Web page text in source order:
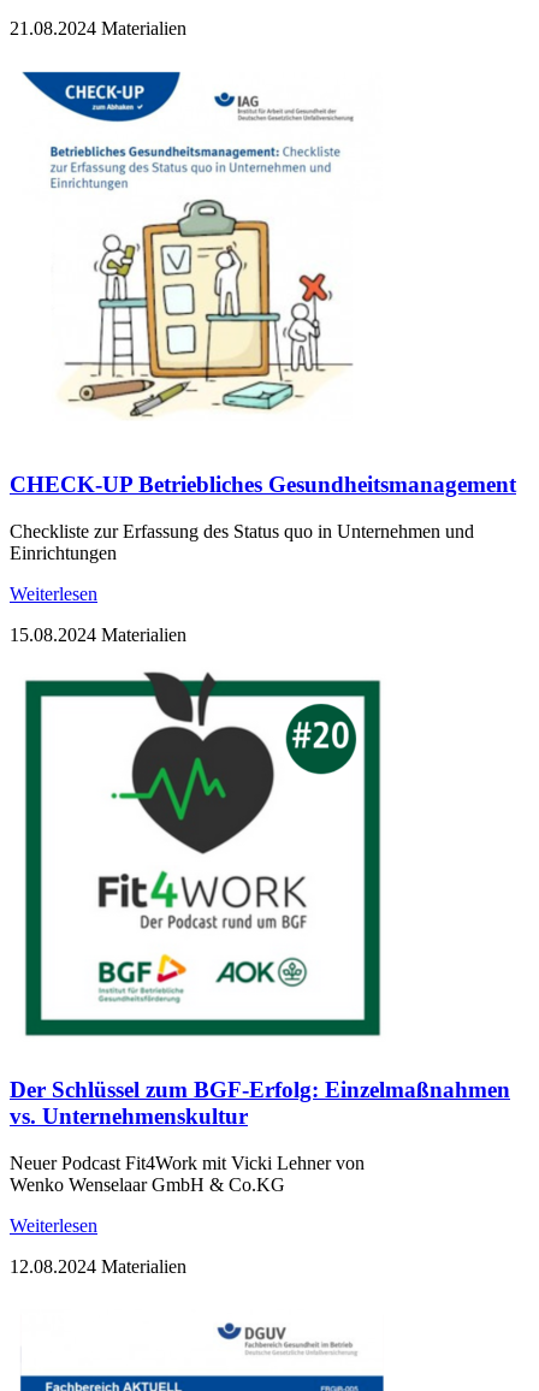
21.08.2024 Materialien
CHECK-UP Betriebliches Gesundheitsmanagement
Checkliste zur Erfassung des Status quo in Unternehmen und
Einrichtungen
Weiterlesen
15.08.2024 Materialien
Der Schlüssel zum BGF-Erfolg: Einzelmaßnahmen
vs. Unternehmenskultur
Neuer Podcast Fit4Work mit Vicki Lehner von
Wenko Wenselaar GmbH & Co.KG
Weiterlesen
12.08.2024 Materialien